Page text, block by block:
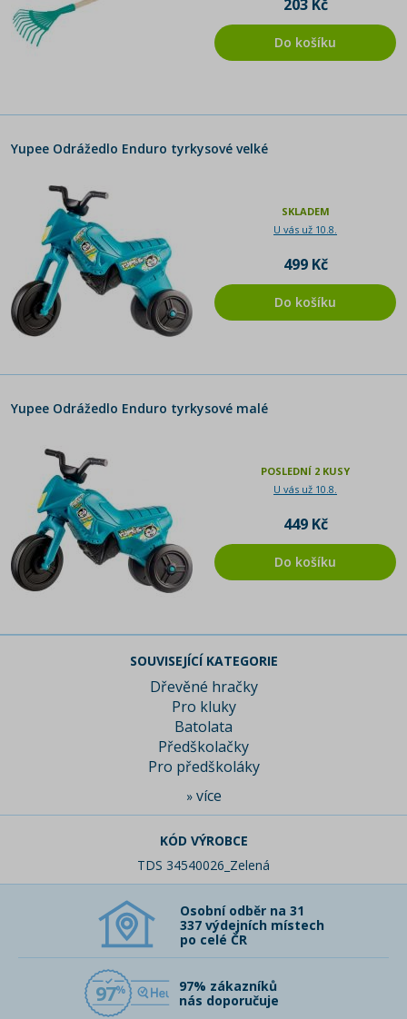
203 Kč
Do košíku
Yupee Odrážedlo Enduro tyrkysové velké
SKLADEM
U vás už 10.8.
499 Kč
Do košíku
Yupee Odrážedlo Enduro tyrkysové malé
POSLEDNÍ 2 KUSY
U vás už 10.8.
449 Kč
Do košíku
SOUVISEJÍCÍ KATEGORIE
Dřevěné hračky
Pro kluky
Batolata
Předškolačky
Pro předškoláky
» více
KÓD VÝROBCE
TDS 34540026_Zelená
Osobní odběr na 31
337 výdejních místech
po celé ČR
97
97% zákazníků
nás doporučuje